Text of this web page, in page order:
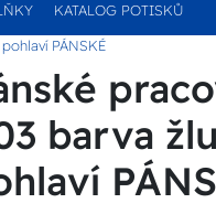
KATALOG POTISKŮ
PÁNSKÉ
barva